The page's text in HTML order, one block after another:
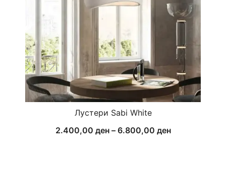
Лустери Sabi White
2.400,00 ден – 6.800,00 денPrice